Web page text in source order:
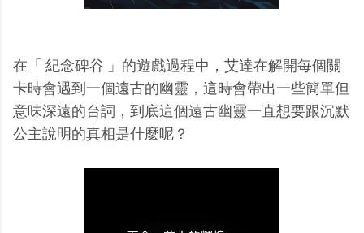
在「 紀念碑谷 」的遊戲過程中，艾達在解開每個關
卡時會遇到一個遠古的幽靈，這時會帶出一些簡單但
意味深遠的台詞，到底這個遠古幽靈一直想要跟沉默
公主說明的真相是什麼呢？